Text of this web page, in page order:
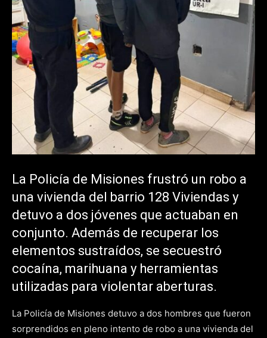
La Policía de Misiones frustró un robo a
una vivienda del barrio 128 Viviendas y
detuvo a dos jóvenes que actuaban en
conjunto. Además de recuperar los
elementos sustraídos, se secuestró
cocaína, marihuana y herramientas
utilizadas para violentar aberturas.
La Policía de Misiones detuvo a dos hombres que fueron
sorprendidos en pleno intento de robo a una vivienda del